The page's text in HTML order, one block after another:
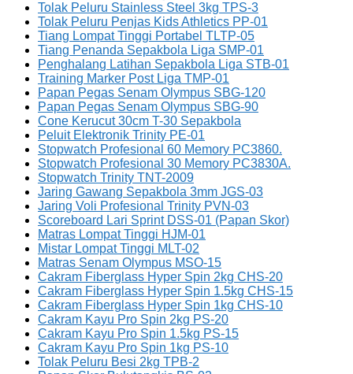
Tolak Peluru Stainless Steel 3kg TPS-3
Tolak Peluru Penjas Kids Athletics PP-01
Tiang Lompat Tinggi Portabel TLTP-05
Tiang Penanda Sepakbola Liga SMP-01
Penghalang Latihan Sepakbola Liga STB-01
Training Marker Post Liga TMP-01
Papan Pegas Senam Olympus SBG-120
Papan Pegas Senam Olympus SBG-90
Cone Kerucut 30cm T-30 Sepakbola
Peluit Elektronik Trinity PE-01
Stopwatch Profesional 60 Memory PC3860.
Stopwatch Profesional 30 Memory PC3830A.
Stopwatch Trinity TNT-2009
Jaring Gawang Sepakbola 3mm JGS-03
Jaring Voli Profesional Trinity PVN-03
Scoreboard Lari Sprint DSS-01 (Papan Skor)
Matras Lompat Tinggi HJM-01
Mistar Lompat Tinggi MLT-02
Matras Senam Olympus MSO-15
Cakram Fiberglass Hyper Spin 2kg CHS-20
Cakram Fiberglass Hyper Spin 1.5kg CHS-15
Cakram Fiberglass Hyper Spin 1kg CHS-10
Cakram Kayu Pro Spin 2kg PS-20
Cakram Kayu Pro Spin 1.5kg PS-15
Cakram Kayu Pro Spin 1kg PS-10
Tolak Peluru Besi 2kg TPB-2